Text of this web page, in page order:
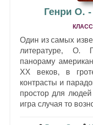
Генри О.
Один из самых
литературе, О.
панораму
XX веков, в
контрасты и
простор для
игра случая то